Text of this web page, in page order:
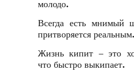
молодо.
Всегда есть мнимый
притворяется реальным.
Жизнь кипит – это
что быстро выкипает.